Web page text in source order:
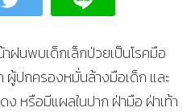
ฝนพบเด็กเล็กป่วยเป็นโรคมือ
ผู้ปกครองหมั่นล้างมือเด็ก และ
หรือมีแผลในปาก ฝ่ามือ ฝ่าเท้า